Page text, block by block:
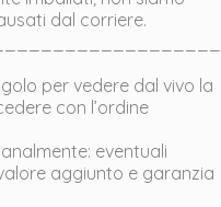
dal corriere.
per vedere dal vivo la
con l’ordine
eventuali
aggiunto e garanzia